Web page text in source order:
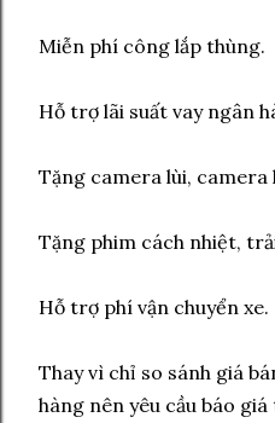
Miễn phí công lắp thùng.
Hỗ trợ lãi suất vay ngân
Tặng camera lùi, camera
Tặng phim cách nhiệt,
Hỗ trợ phí vận chuyển xe.
Thay vì chỉ so sánh giá
hàng nên yêu cầu báo